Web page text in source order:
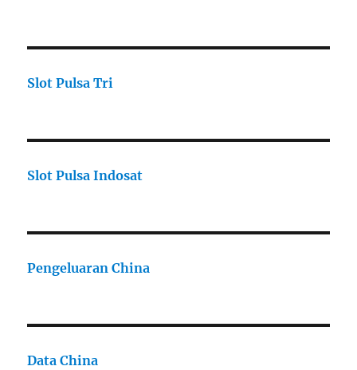
Slot Pulsa Tri
Slot Pulsa Indosat
Pengeluaran China
Data China